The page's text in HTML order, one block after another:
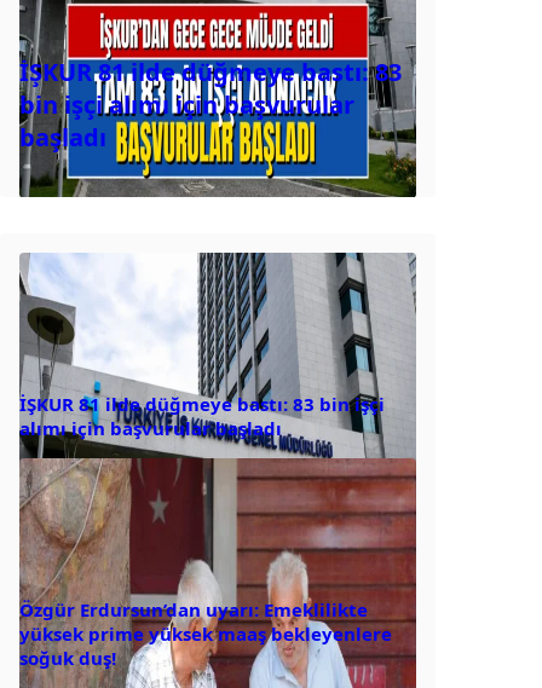
İŞKUR 81 ilde düğmeye bastı: 83
bin işçi alımı için başvurular
başladı
İŞKUR 81 ilde düğmeye bastı: 83 bin işçi
alımı için başvurular başladı
Özgür Erdursun’dan uyarı: Emeklilikte
yüksek prime yüksek maaş bekleyenlere
soğuk duş!